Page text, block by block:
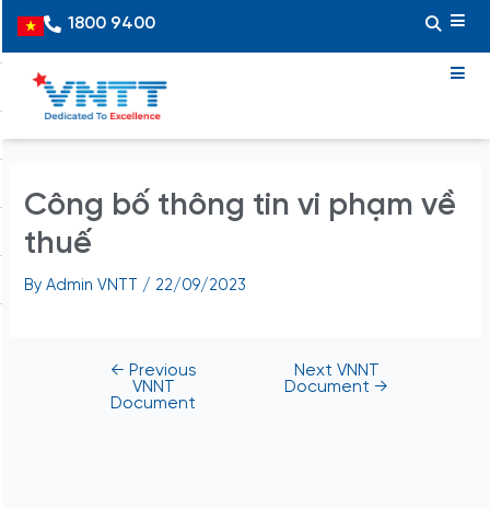
content
Vietnamese
1800 9400
Công bố thông tin vi phạm về
thuế
ByAdmin VNTT / 22/09/2023
navigation
← Previous
VNNT
Document
Next VNNT
Document →